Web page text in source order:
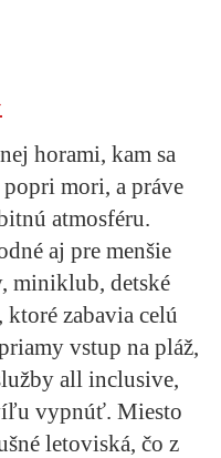
horami, kam sa
mori, a práve
atmosféru.
aj pre menšie
miniklub, detské
zabavia celú
vstup na pláž,
all inclusive,
vypnúť. Miesto
letoviská, čo z